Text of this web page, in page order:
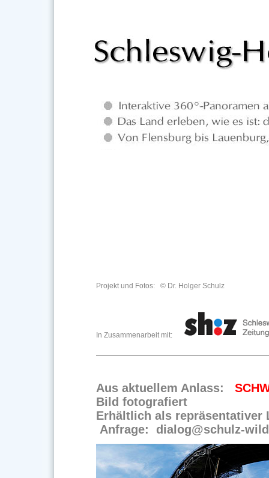
Projekt und Fotos: © Dr. Holger Schulz
In Zusammenarbeit mit:
Aus aktuellem Anlass:
Bild fotografiert
Erhältlich als repräsentativer
Anfrage: dialog@schulz-